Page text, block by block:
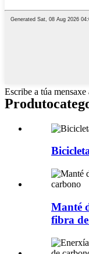
Escribe a túa
Produto
Manté
fibra